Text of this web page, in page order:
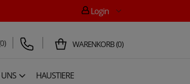
Login
0) WARENKORB(0)
HAUSTIERE